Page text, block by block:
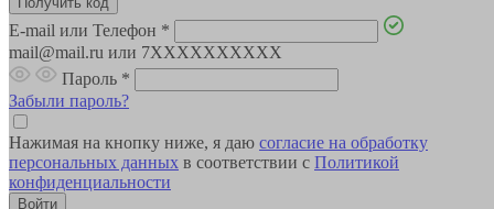
E-mail или Телефон *
mail@mail.ru или 7XXXXXXXXXX
Пароль *
Забыли пароль?
Нажимая на кнопку ниже, я даю согласие на обработку
персональных данных в соответствии с Политикой
конфиденциальности